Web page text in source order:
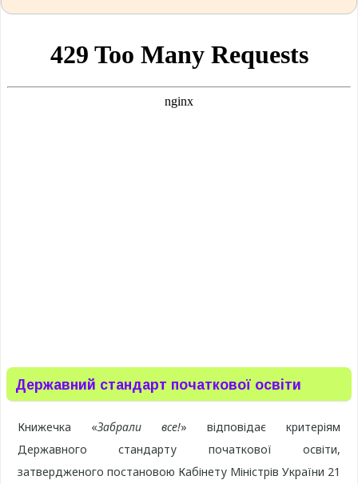
Державний стандарт початкової освіти
Книжечка «Забрали все!» відповідає критеріям
Державного стандарту початкової освіти,
затвердженого постановою Кабінету Міністрів України 21